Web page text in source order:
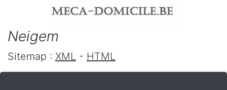
Neigem
Sitemap : XML - HTML